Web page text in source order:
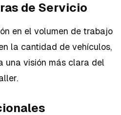
de Servicio
en el volumen de trabajo
la cantidad de vehículos,
una visión más clara del